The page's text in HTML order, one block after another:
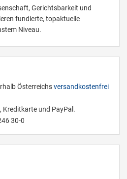
Gerichtsbarkeit und
fundierte, topaktuelle
Niveau.
Österreichsversandkostenfrei
Kreditkarte und PayPal.
30-0